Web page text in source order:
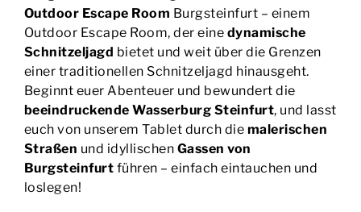
Schnitzeljagdbietet und weit über die Grenzen
einer traditionellen Schnitzeljagd hinausgeht.
Beginnt euer Abenteuer und bewundert die
beeindruckende Wasserburg Steinfurt, und lasst
euch von unserem Tablet durch diemalerischen
Straßenund idyllischenGassen von
Burgsteinfurtführen – einfach eintauchen und
loslegen!
Nicht nur das Lösen der Rätsel steht im